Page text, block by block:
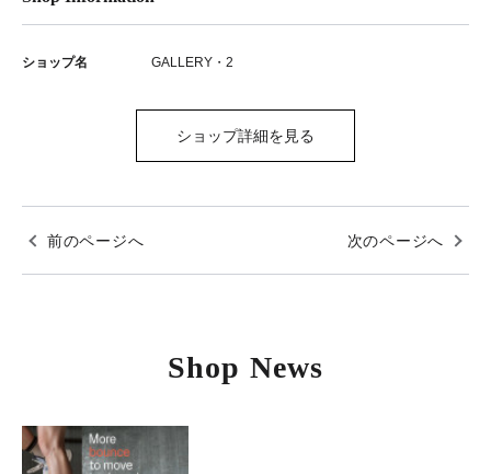
ショップ名 GALLERY・2
ショップ詳細を見る
前のページへ 次のページへ
Shop News